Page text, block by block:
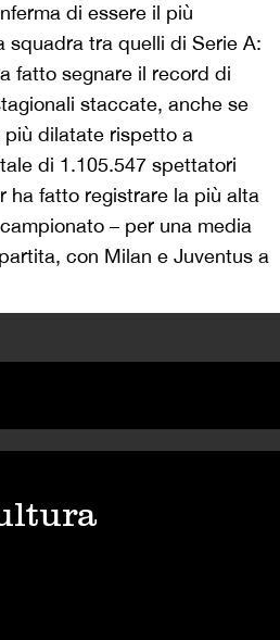
di essere il più
squadra tra quelli di Serie A:
fatto segnare il record di
staccate, anche se
dilatate rispetto a
di 1.105.547 spettatori
ha fatto registrare la più alta
– per una media
con Milan e Juventus a